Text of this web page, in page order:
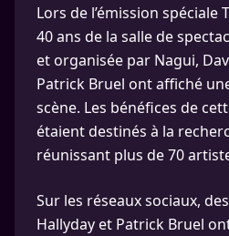
Lors de l’émission spéciale
40 ans de la salle de
et organisée par Nagui,
Patrick Bruel ont affiché
scène. Les bénéfices de
étaient destinés à la
réunissant plus de 70
Sur les réseaux sociaux,
Hallyday et Patrick Bruel